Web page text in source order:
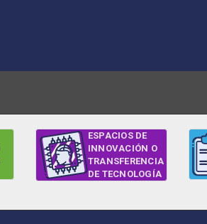
ESPACIOS DE
INNOVACIÓN O
TRANSFERENCIA
DE TECNOLOGÍA